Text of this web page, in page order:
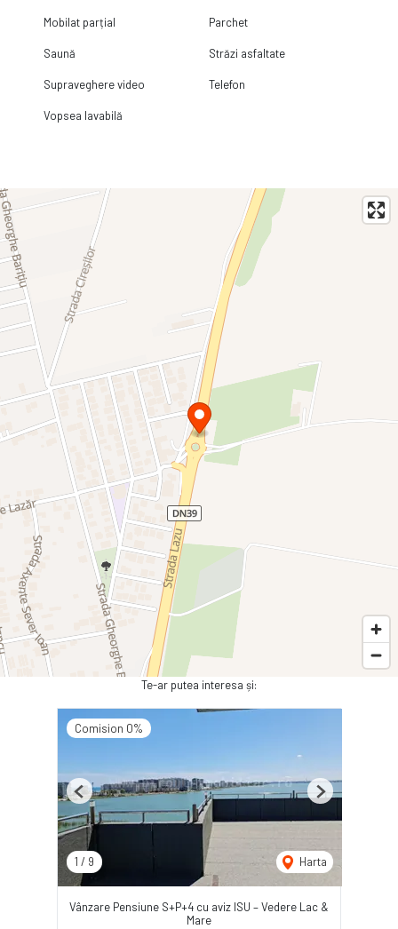
Mobilat parțial Parchet
Saună Străzi asfaltate
Supraveghere video Telefon
Vopsea lavabilă
Te-ar putea interesa și:
Comision 0%
1 / 9 Harta
Previous Next
Vânzare Pensiune S+P+4 cu aviz ISU – Vedere Lac &
Mare